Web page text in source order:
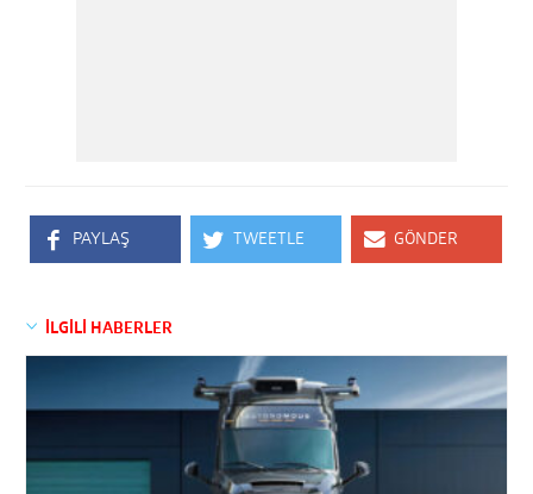
PAYLAŞ TWEETLE GÖNDER
İLGİLİ HABERLER